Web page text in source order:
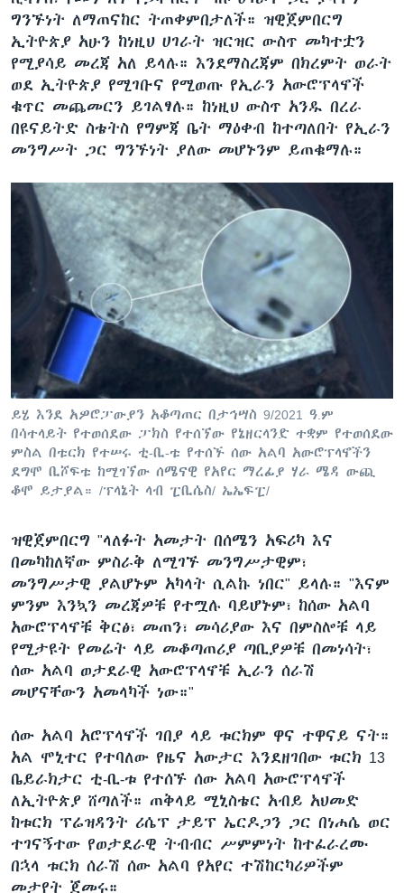
ግንኙነት ለማጠናከር ትጠቀምበታለች። ዝዊጀምበርግ
ኢትዮጵያ አሁን ከነዚህ ሀገራት ዝርዝር ውስጥ መካተቷን
የሚያሳይ መረጃ አለ ይላሉ። እንደማስረጃም በክረምት ወራት
ወደ ኢትዮጵያ የሚገቡና የሚወጡ የኢራን አውሮፕላኖች
ቁጥር መጨመርን ይገልፃሉ። ከነዚህ ውስጥ አንዱ በረራ
በዩናይትድ ስቴትስ የግምጃ ቤት ማዕቀብ ከተጣለበት የኢራን
መንግሥት ጋር ግንኙነት ያለው መሆኑንም ይጠቁማሉ።
ይሄ እንደ አዎሮፓውያን አቆጣጠር በታኅሣስ 9/2021 ዓ.ም
በሳተላይት የተወሰደው ፓክስ የተሰኘው የኔዘርላንድ ተቋም የተወሰደው
ምስል በቱርክ የተሠሩ ቲ-ቢ-ቱ የተሰኙ ሰው አልባ አውሮፕላኖችን
ደግሞ ቢሾፍቱ ከሚገኘው ሰሜናዊ የአየር ማረፊያ ሃራ ሜዳ ውጪ
ቆሞ ይታያል። /ፕላኔት ላብ ፒቢሴስ/ ኤኤፍፒ/
ዝዊጀምበርግ "ላለፉት አመታት በሰሜን አፍሪካ እና
በመካከለኛው ምስራቅ ለሚገኙ መንግሥታዊም፣
መንግሥታዊ ያልሆኑም አካላት ሲልኩ ነበር" ይላሉ። "እናም
ምንም እንኳን መረጃዎቹ የተሟሉ ባይሆኑም፣ ከሰው አልባ
አውሮፕላኖቹ ቅርፅ፣ መጠን፣ መሳሪያው እና በምስሎቹ ላይ
የሚታዩት የመሬት ላይ መቆጣጠሪያ ጣቢያዎቹ በመነሳት፣
ሰው አልባ ወታደራዊ አውሮፕላኖቹ ኢራን ሰራሽ
መሆናቸውን አመላካች ነው።"
ሰው አልባ አሮፕላኖች ገበያ ላይ ቱርክም ዋና ተዋናይ ናት።
አል ሞኒተር የተባለው የዜና አውታር እንደዘገበው ቱርክ 13
ቤይራክታር ቲ-ቢ-ቱ የተሰኙ ሰው አልባ አውሮፕላኖች
ለኢትዮጵያ ሸጣለች። ጠቅላይ ሚኒስቴር አብይ አህመድ
ከቱርክ ፕሬዝዳንት ሪሴፕ ታይፕ ኤርዶጋን ጋር በነሐሴ ወር
ተገናኝተው የወታደራዊ ትብብር ሥምምነት ከተፈራረሙ
በኋላ ቱርክ ሰራሽ ሰው አልባ የአየር ተሽከርካሪዎችም
መታየት ጀመሩ።